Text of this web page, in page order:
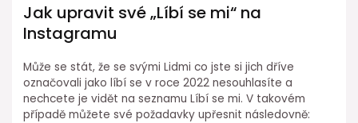
Jak upravit své „Líbí se mi“ na
Instagramu
Může se stát, že se svými Lidmi co jste si jich dříve
označovali jako líbí se v roce 2022 nesouhlasíte a
nechcete je vidět na seznamu Líbí se mi. V takovém
případě můžete své požadavky upřesnit následovně: